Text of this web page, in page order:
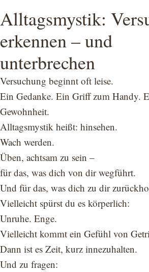
Alltagsmystik:
erkennen – und
unterbrechen
Versuchung beginnt oft leise.
Ein Gedanke. Ein Griff zum Handy.
Gewohnheit.
Alltagsmystik heißt: hinsehen.
Wach werden.
Üben, achtsam zu sein –
für das, was dich von dir wegführt.
Und für das, was dich zu dir
Vielleicht spürst du es körperlich:
Unruhe. Enge.
Vielleicht kommt ein Gefühl von
Dann ist es Zeit, kurz innezuhalten.
Und zu fragen: